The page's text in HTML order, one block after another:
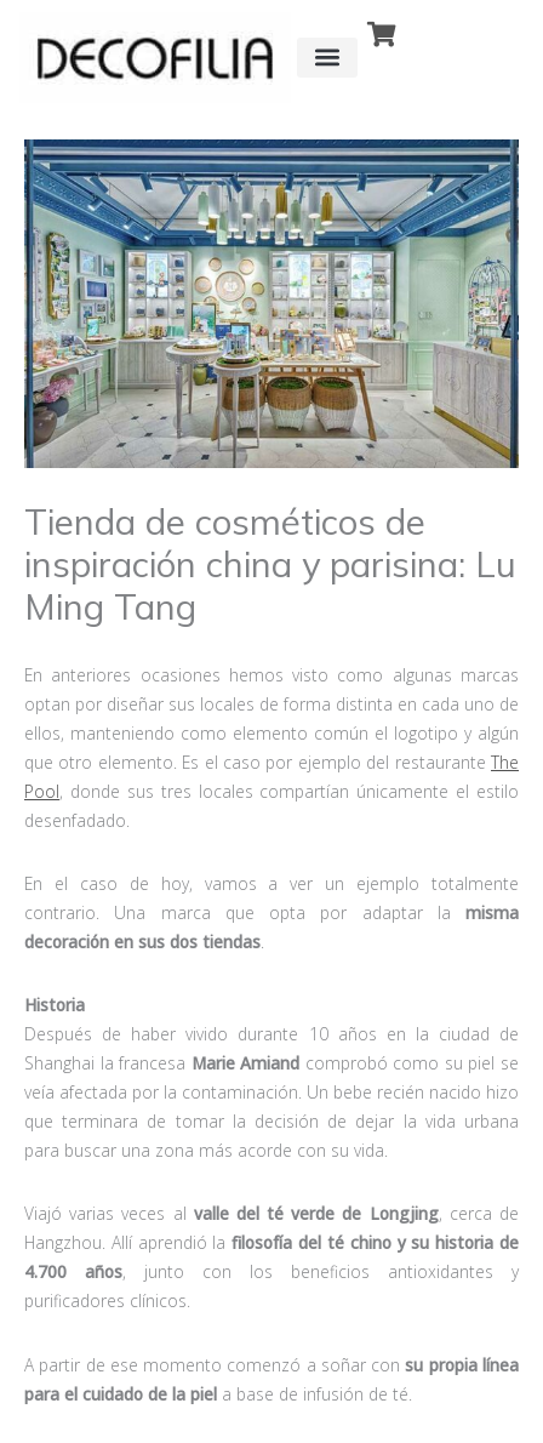
contenido
Tienda de cosméticos de
inspiración china y parisina: Lu
Ming Tang
En anteriores ocasiones hemos visto como algunas marcas
optan por diseñar sus locales de forma distinta en cada uno de
ellos, manteniendo como elemento común el logotipo y algún
que otro elemento. Es el caso por ejemplo del restaurante The
Pool, donde sus tres locales compartían únicamente el estilo
desenfadado.
En el caso de hoy, vamos a ver un ejemplo totalmente
contrario. Una marca que opta por adaptar la misma
decoración en sus dos tiendas.
Historia
Después de haber vivido durante 10 años en la ciudad de
Shanghai la francesa Marie Amiand comprobó como su piel se
veía afectada por la contaminación. Un bebe recién nacido hizo
que terminara de tomar la decisión de dejar la vida urbana
para buscar una zona más acorde con su vida.
Viajó varias veces al valle del té verde de Longjing, cerca de
Hangzhou. Allí aprendió lafilosofía del té chino y su historia de
4.700 años, junto con los beneficios antioxidantes y
purificadores clínicos.
A partir de ese momento comenzó a soñar consu propia línea
para el cuidado de la piel a base de infusión de té.